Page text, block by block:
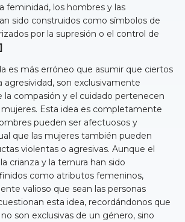
feminidad, los hombres y las
sido construidos como símbolos de
por la supresión o el control de
es más erróneo que asumir que ciertos
agresividad, son exclusivamente
la compasión y el cuidado pertenecen
Esta idea es completamente
pueden ser afectuosos y
que las mujeres también pueden
violentas o agresivas. Aunque el
crianza y la ternura han sido
como atributos femeninos,
valioso que sean las personas
esta idea, recordándonos que
son exclusivas de un género, sino